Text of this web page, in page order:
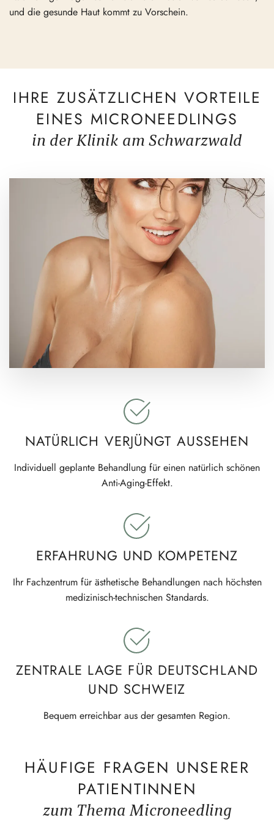
und die gesunde Haut kommt zu Vorschein.
IHRE ZUSÄTZLICHEN VORTEILE
EINES MICRONEEDLINGS
in der Klinik am Schwarzwald
NATÜRLICH VERJÜNGT AUSSEHEN
Indivi­duell geplante Behandlung für einen natürlich schönen
Anti-Aging-Effekt.
ERFAHRUNG UND KOMPETENZ
Ihr Fachzentrum für ästhe­tische Behand­lungen nach höchsten
medizi­nisch-techni­schen Standards.
ZENTRALE LAGE FÜR DEUTSCHLAND
UND SCHWEIZ
Bequem erreichbar aus der gesamten Region.
HÄUFIGE FRAGEN UNSERER
PATIENTINNEN
zum Thema Microneedling